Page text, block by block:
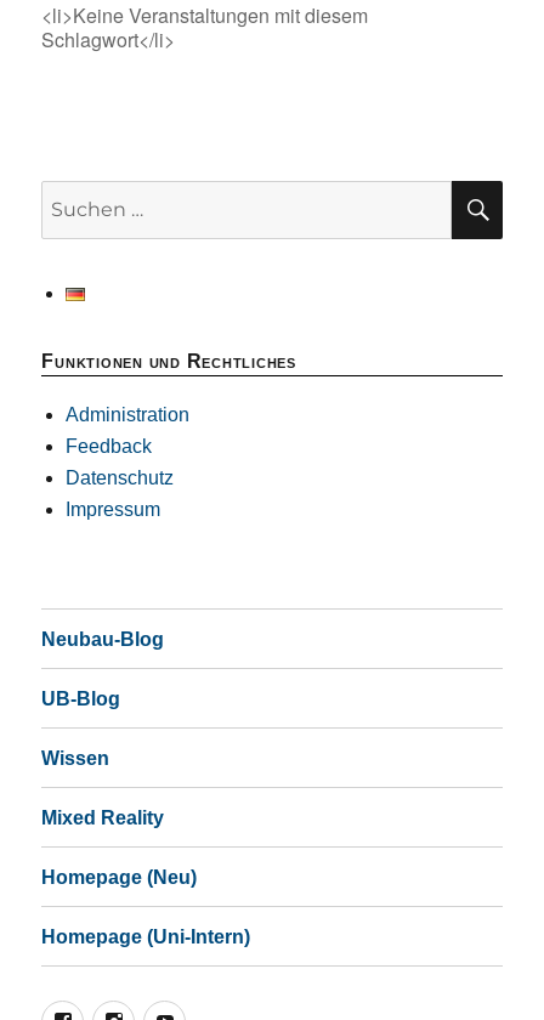
<li>Keine Veranstaltungen mit diesem
Schlagwort</li>
Funktionen und Rechtliches
Administration
Feedback
Datenschutz
Impressum
Neubau-Blog
UB-Blog
Wissen
Mixed Reality
Homepage (Neu)
Homepage (Uni-Intern)